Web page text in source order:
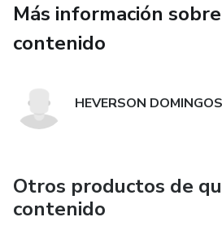
Más información
contenido
HEVERSON DOMINGOS
Otros productos de
contenido